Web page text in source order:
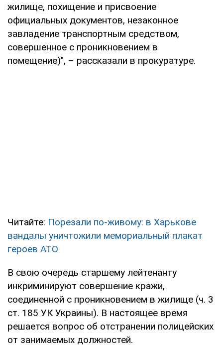
жилище, похищение и присвоение
официальных документов, незаконное
завладение транспортным средством,
совершенное с проникновением в
помещение)", – рассказали в прокуратуре.
Читайте: Порезали по-живому: в Харькове
вандалы уничтожили мемориальный плакат
героев АТО
В свою очередь старшему лейтенанту
инкриминируют совершение кражи,
соединенной с проникновением в жилище (ч. 3
ст. 185 УК Украины). В настоящее время
решается вопрос об отстранении полицейских
от занимаемых должностей.